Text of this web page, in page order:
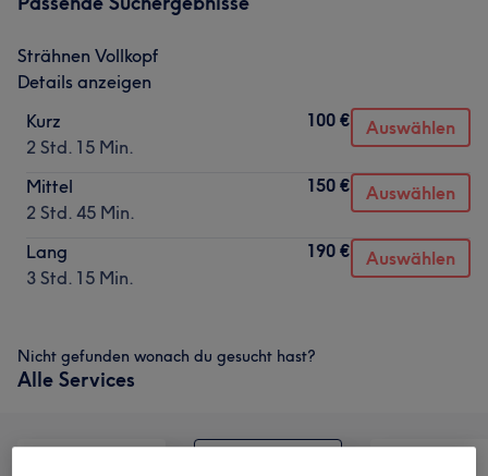
Strähnen Vollkopf
Details anzeigen
Kurz
2 Std. 15 Min.
100 € Auswählen
Mittel
2 Std. 45 Min.
150 € Auswählen
Lang
3 Std. 15 Min.
190 € Auswählen
Nicht gefunden wonach du gesucht hast?
Alle Services